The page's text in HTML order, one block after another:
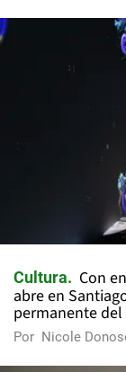
Cultura
Con
abre en
permanente del
Por Nicole